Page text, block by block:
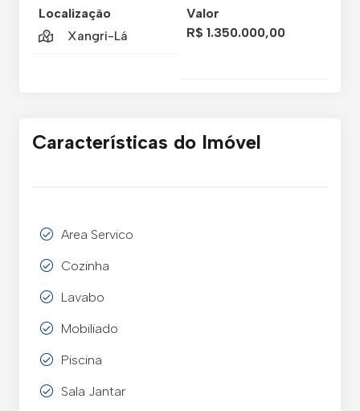
Localização
Xangri-Lá
Valor
R$ 1.350.000,00
Características do Imóvel
Area Servico
Cozinha
Lavabo
Mobiliado
Piscina
Sala Jantar